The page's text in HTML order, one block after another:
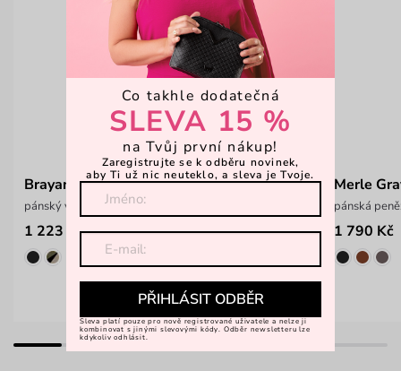
Brayan Blue
pánský velký cestovní roll-top batoh
1 223 Kč 1 699 Kč
Merle
pánská
1 790 Kč
Co takhle dodatečná
SLEVA 15 %
na Tvůj první nákup!
Zaregistrujte se k odběru novinek,
aby Ti už nic neuteklo, a sleva je Tvoje.
PŘIHLÁSIT ODBĚR
Sleva platí pouze pro nově registrované uživatele a nelze ji
kombinovat s jinými slevovými kódy. Odběr newsletteru lze
kdykoliv odhlásit.